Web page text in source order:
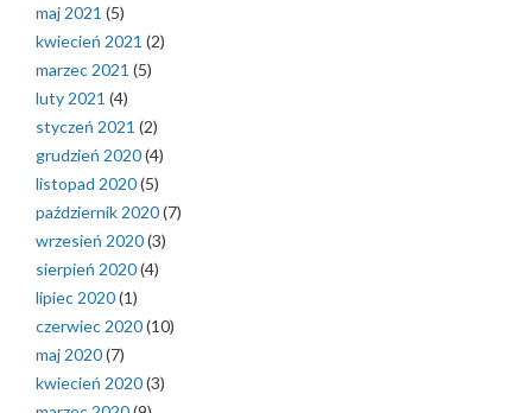
maj 2021 (5)
kwiecień 2021 (2)
marzec 2021 (5)
luty 2021 (4)
styczeń 2021 (2)
grudzień 2020(4)
listopad 2020(5)
październik 2020(7)
wrzesień 2020(3)
sierpień 2020(4)
lipiec 2020(1)
czerwiec 2020(10)
maj 2020(7)
kwiecień 2020(3)